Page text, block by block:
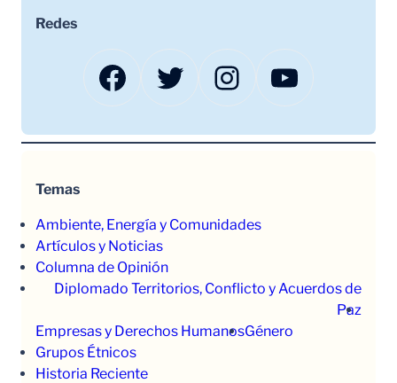
Redes
Facebook Twitter Instagram YouTube
Temas
Ambiente, Energía y Comunidades
Artículos y Noticias
Columna de Opinión
Diplomado Territorios, Conflicto y Acuerdos de
Paz
Empresas y Derechos HumanosGénero
Grupos Étnicos
Historia Reciente